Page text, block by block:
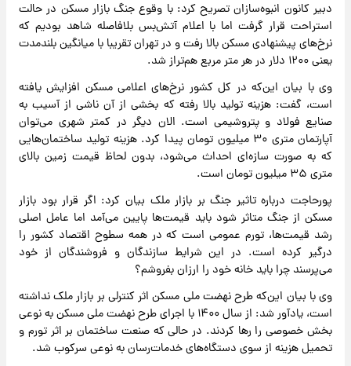
دبیر کانون انبوه‌سازان تصریح کرد: با وقوع جنگ بازار مسکن در حالت
استراحت قرار گرفت اما با اعلام آتش‌بس بلافاصله شاهد بودیم که
نرخ‌های پیشنهادی مسکن بالا رفت و در تهران تقریبا با میانگین بلندمدت
یعنی ۱۲۰۰ دلار در هر متر مربع هم‌تراز شد.
وی با بیان این‌که در کل کشور نرخ‌های اعلامی مسکن افزایش یافته
است، گفت: هزینه تولید بالا رفته که بخشی از آن ناشی از آسیب به
صنایع فولاد و پتروشیمی است. الان دیگر در کمتر شهری می‌توان
آپارتمان متری ۳۰ میلیون تومان پیدا کرد. هزینه تولید ساختمان‌هایی
که به صورت سازه‌ای احداث می‌شود، بدون لحاظ قیمت زمین بالای
متری ۳۵ میلیون تومان است.
پورحاجت درباره تاثیر جنگ بر بازار ملک بیان کرد: اگر قرار بود بازار
مسکن از جنگ متاثر شود باید قیمت‌ها پایین می‌آمد اما عامل اصلی
رشد قیمت‌ها، تورم عمومی است که در همه سطوح اقتصاد کشور را
درگیر کرده است. در این شرایط سازندگان و فروشندگان از خود
می‌پرسند چرا باید خانه‌ خود را ارزان بفروشم؟
وی با بیان این‌که طرح نهضت ملی مسکن اثر کنترلی بر بازار ملک نداشته
است، یادآور شد: از سال ۱۴۰۰ با اجرای طرح نهضت ملی مسکن به نوعی
بخش خصوصی را رها کردند. در حالی که صنعت ساختمان بر اثر تورم و
تحمیل هزینه از سوی دستگاه‌های خدمات‌رسان به نوعی سرکوب شد.